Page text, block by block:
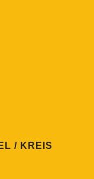
/ KREIS